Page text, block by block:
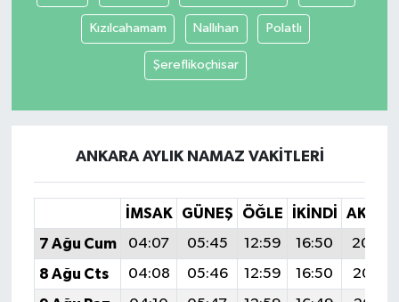
Kızılcahamam Nallıhan Polatlı
Şereflikoçhisar
ANKARA AYLIK NAMAZ VAKITLERI
İMSAK GÜNEŞ ÖĞLE İKINDI
AKŞAM
7 Ağu Cum
04:07 05:45 12:59 16:50
20:04
8 Ağu Cts
04:08 05:46 12:59 16:50
20:02